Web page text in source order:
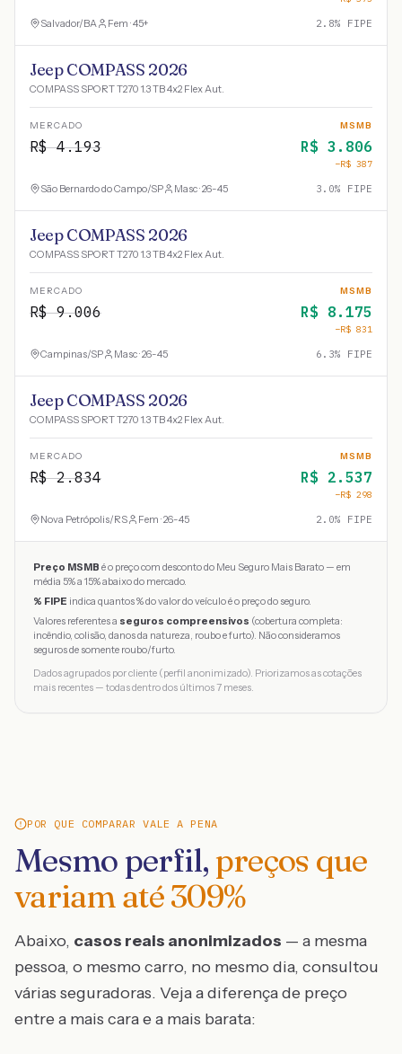
Salvador/BA Fem · 45+ 2.8% FIPE
Jeep COMPASS 2026
COMPASS SPORT T270 1.3 TB 4x2 Flex Aut.
MERCADO
R$4.193
MSMB
R$ 3.806
−R$ 387
São Bernardo do Campo/SP Masc · 26-45 3.0% FIPE
Jeep COMPASS 2026
COMPASS SPORT T270 1.3 TB 4x2 Flex Aut.
MERCADO
R$9.006
MSMB
R$ 8.175
−R$ 831
Campinas/SP Masc · 26-45 6.3% FIPE
Jeep COMPASS 2026
COMPASS SPORT T270 1.3 TB 4x2 Flex Aut.
MERCADO
R$2.834
MSMB
R$ 2.537
−R$ 298
Nova Petrópolis/RS Fem · 26-45 2.0% FIPE
Preço MSMB é o preço com desconto do Meu Seguro Mais Barato — em
média 5% a 15% abaixo do mercado.
% FIPE indica quantos % do valor do veículo é o preço do seguro.
Valores referentes a seguros compreensivos (cobertura completa:
incêndio, colisão, danos da natureza, roubo e furto). Não consideramos
seguros de somente roubo/furto.
Dados agrupados por cliente (perfil anonimizado). Priorizamos as cotações
mais recentes — todas dentro dos últimos 7 meses.
POR QUE COMPARAR VALE A PENA
Mesmo perfil, preços que
variam até309%
Abaixo, casos reais anonimizados — a mesma
pessoa, o mesmo carro, no mesmo dia, consultou
várias seguradoras. Veja a diferença de preço
entre a mais cara e a mais barata: